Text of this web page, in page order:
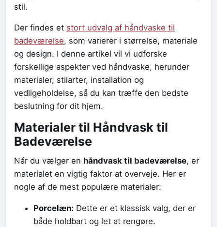
stil.
Der findes et stort udvalg af håndvaske til
badeværelse, som varierer i størrelse, materiale
og design. I denne artikel vil vi udforske
forskellige aspekter ved håndvaske, herunder
materialer, stilarter, installation og
vedligeholdelse, så du kan træffe den bedste
beslutning for dit hjem.
Materialer til Håndvask til
Badeværelse
Når du vælger en håndvask til badeværelse, er
materialet en vigtig faktor at overveje. Her er
nogle af de mest populære materialer:
Porcelæn: Dette er et klassisk valg, der er
både holdbart og let at rengøre.